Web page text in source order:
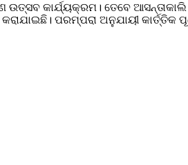
ଉତ୍ସବ କାର୍ଯ୍ୟକ୍ରମ। ତେବେ
ପରମ୍ପରା ଅନୁଯାୟୀ କାର୍ତ୍ତିକ